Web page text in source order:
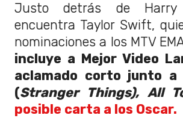
Justo detrás de
encuentra Taylor Swift,
nominaciones a los MTV
incluye a Mejor Video
aclamado corto junto a
(Stranger Things), All
posible carta a los Oscar.